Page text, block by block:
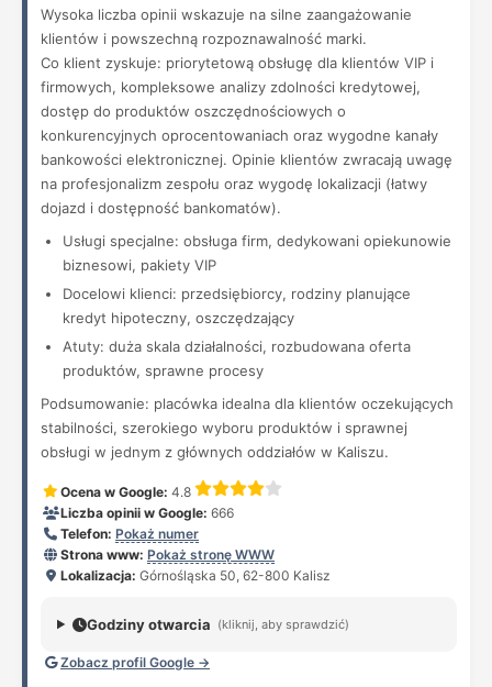
Wysoka liczba opinii wskazuje na silne zaangażowanie
klientów i powszechną rozpoznawalność marki.
Co klient zyskuje: priorytetową obsługę dla klientów VIP i
firmowych, kompleksowe analizy zdolności kredytowej,
dostęp do produktów oszczędnościowych o
konkurencyjnych oprocentowaniach oraz wygodne kanały
bankowości elektronicznej. Opinie klientów zwracają uwagę
na profesjonalizm zespołu oraz wygodę lokalizacji (łatwy
dojazd i dostępność bankomatów).
Usługi specjalne: obsługa firm, dedykowani opiekunowie
biznesowi, pakiety VIP
Docelowi klienci: przedsiębiorcy, rodziny planujące
kredyt hipoteczny, oszczędzający
Atuty: duża skala działalności, rozbudowana oferta
produktów, sprawne procesy
Podsumowanie: placówka idealna dla klientów oczekujących
stabilności, szerokiego wyboru produktów i sprawnej
obsługi w jednym z głównych oddziałów w Kaliszu.
Ocena w Google: 4.8
Liczba opinii w Google: 666
Telefon: Pokaż numer
Strona www: Pokaż stronę WWW
Lokalizacja: Górnośląska 50, 62-800 Kalisz
Godziny otwarcia (kliknij, aby sprawdzić)
Zobacz profil Google →